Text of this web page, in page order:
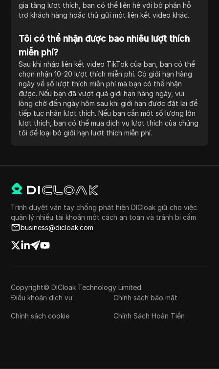
gia tăng lượt thích, bạn có thể liên hệ với bộ phận hỗ
trợ khách hàng hoặc thử gửi một liên kết video khác.
Tôi có thể nhận được bao nhiêu lượt thích
miễn phí?
Sau khi nhập liên kết video TikTok của bạn, bạn có thể
chọn nhận 10-20 lượt thích miễn phí. Có giới hạn hàng
ngày về số lượt thích miễn phí mà bạn có thể nhận
được. Nếu bạn đã vượt quá giới hạn hàng ngày, vui
lòng chờ đến ngày hôm sau khi giới hạn được đặt lại để
tiếp tục nhận lượt thích. Nếu bạn cần một số lượng lớn
lượt thích, bạn có thể mua dịch vụ lượt thích của chúng
tôi để loại bỏ giới hạn lượt thích miễn phí.
Trình duyệt vân tay chống phát hiện DICloak giữ cho việc
quản lý nhiều tài khoản một cách an toàn và tránh bị cấm
business@dicloak.com
Copyright© DICloak Technology Limited
Điều khoản dịch vụ
Chính sách bảo mật
Chính sách cookie Chính Sách Hoàn Tiền